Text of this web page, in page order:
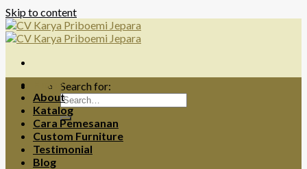
Skip to content
Search for:
Home
About
Katalog
Cara Pemesanan
Custom Furniture
Testimonial
Blog